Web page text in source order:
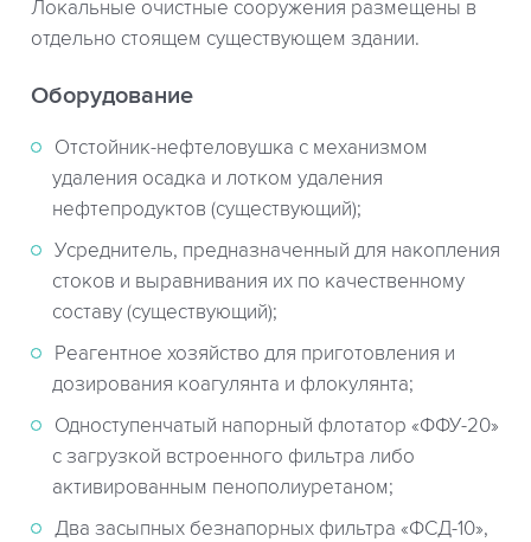
Локальные очистные сооружения размещены в
отдельно стоящем существующем здании.
Оборудование
Отстойник-нефтеловушка с механизмом
удаления осадка и лотком удаления
нефтепродуктов (существующий);
Усреднитель, предназначенный для накопления
стоков и выравнивания их по качественному
составу (существующий);
Реагентное хозяйство для приготовления и
дозирования коагулянта и флокулянта;
Одноступенчатый напорный флотатор «ФФУ-20»
с загрузкой встроенного фильтра либо
активированным пенополиуретаном;
Два засыпных безнапорных фильтра «ФСД-10»,